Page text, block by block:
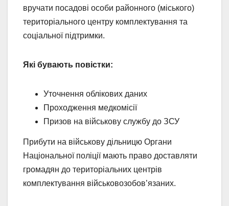
вручати посадові особи районного (міського)
територіального центру комплектування та
соціальної підтримки.
Які бувають повістки:
Уточнення облікових даних
Проходження медкомісії
Призов на військову службу до ЗСУ
Прибути на військову дільницю Органи
Національної поліції мають право доставляти
громадян до територіальних центрів
комплектування військовозобов’язаних.